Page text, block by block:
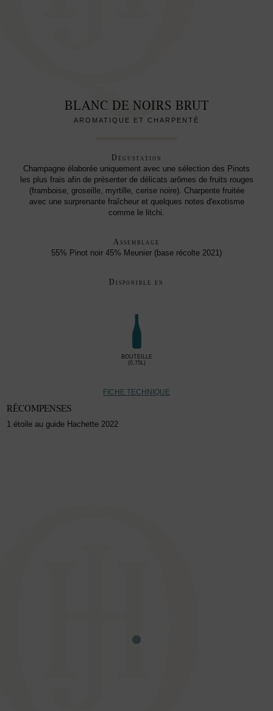
BLANC DE NOIRS BRUT
AROMATIQUE ET CHARPENTÉ
Dégustation
Champagne élaborée uniquement avec une sélection des Pinots
les plus frais afin de présenter de délicats arômes de fruits rouges
(framboise, groseille, myrtille, cerise noire). Charpente fruitée
avec une surprenante fraîcheur et quelques notes d'exotisme
comme le litchi.
Assemblage
55% Pinot noir 45% Meunier (base récolte 2021)
Disponible en
BOUTEILLE
(0,75L)
FICHE TECHNIQUE
RÉCOMPENSES
1 étoile au guide Hachette 2022